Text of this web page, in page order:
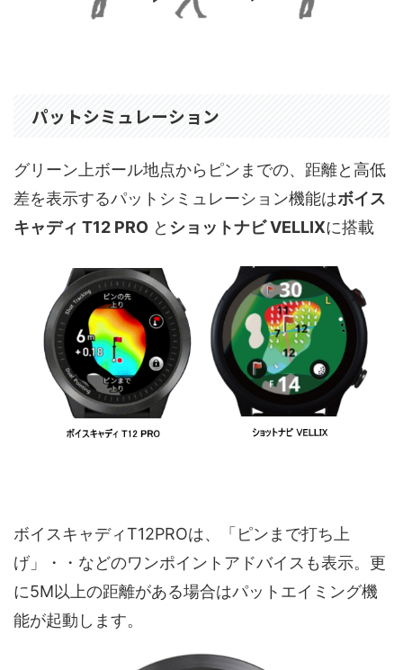
パットシミュレーション
グリーン上ボール地点からピンまでの、距離と高低
差を表示するパットシミュレーション機能はボイス
キャディ T12 PRO と ショットナビ VELLIXに搭載
ボイスキャディT12PROは、「ピンまで打ち上
げ」・・などのワンポイントアドバイスも表示。更
に5M以上の距離がある場合はパットエイミング機
能が起動します。